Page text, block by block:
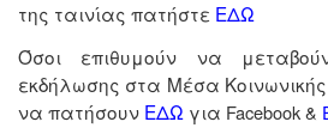
της ταινίας πατήστε ΕΔΩ
Όσοι επιθυμούν να
εκδήλωσης στα Μέσα
να πατήσουν ΕΔΩ για Facebook &